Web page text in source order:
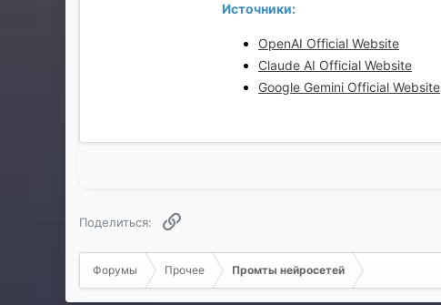
Источники:
OpenAI Official Website
Claude AI Official Website
Google Gemini Official Website
Поделиться:
Форумы Прочее Промты нейросетей